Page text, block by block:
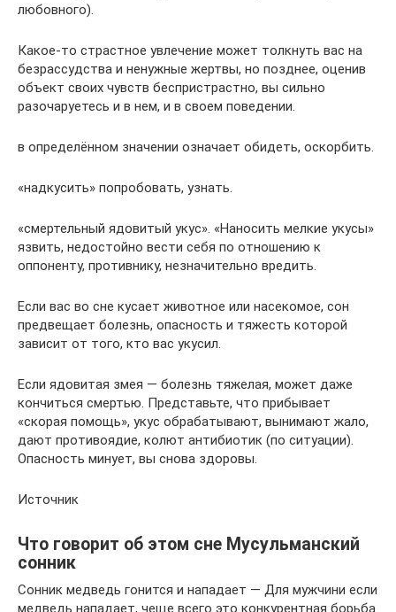
любовного).
Какое-то страстное увлечение может толкнуть вас на
безрассудства и ненужные жертвы, но позднее, оценив
объект своих чувств беспристрастно, вы сильно
разочаруетесь и в нем, и в своем поведении.
в определённом значении означает обидеть, оскорбить.
«надкусить» попробовать, узнать.
«смертельный ядовитый укус». «Наносить мелкие укусы»
язвить, недостойно вести себя по отношению к
оппоненту, противнику, незначительно вредить.
Если вас во сне кусает животное или насекомое, сон
предвещает болезнь, опасность и тяжесть которой
зависит от того, кто вас укусил.
Если ядовитая змея — болезнь тяжелая, может даже
кончиться смертью. Представьте, что прибывает
«скорая помощь», укус обрабатывают, вынимают жало,
дают противоядие, колют антибиотик (по ситуации).
Опасность минует, вы снова здоровы.
Источник
Что говорит об этом сне Мусульманский
сонник
Сонник медведь гонится и нападает — Для мужчини если
медведь нападает, чеще всего это конкурентная борьба.